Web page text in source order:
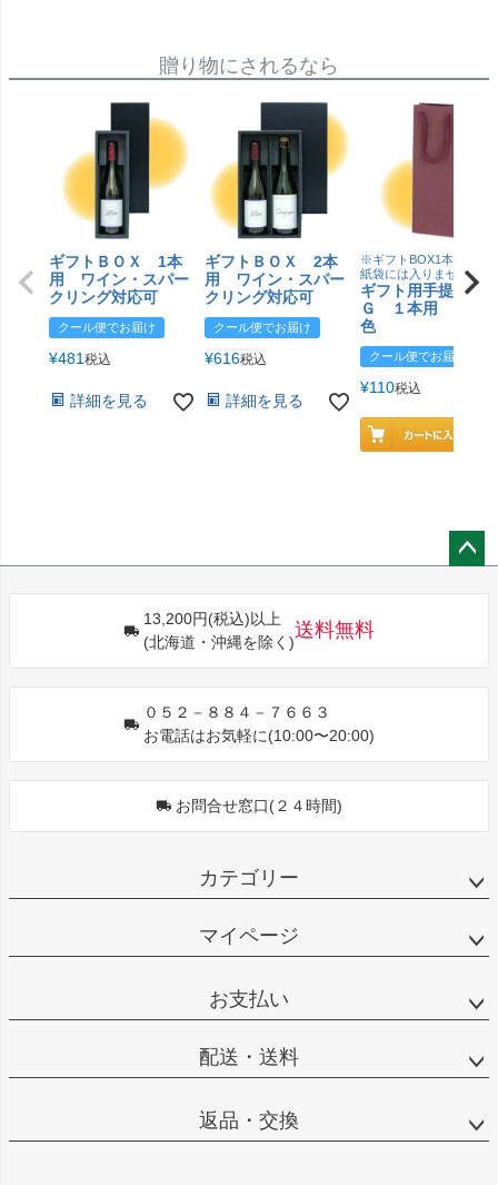
贈り物にされるなら
ギフトＢＯＸ 1本
用 ワイン・スパー
クリング対応可
クール便でお届け
¥481税込
詳細を見る
ギフトＢＯＸ 2本
用 ワイン・スパー
クリング対応可
クール便でお届け
¥616税込
詳細を見る
※ギフトBOX1本用はこ
紙袋には入りません
ギフト用手提げＢ
Ｇ １本用 エン
色
クール便でお届け
¥110税込
13,200円(税込)以上
(北海道・沖縄を除く)
送料無料
０５２－８８４－７６６３
お電話はお気軽に(10:00〜20:00)
お問合せ窓口(２４時間)
カテゴリー
マイページ
お支払い
配送・送料
返品・交換